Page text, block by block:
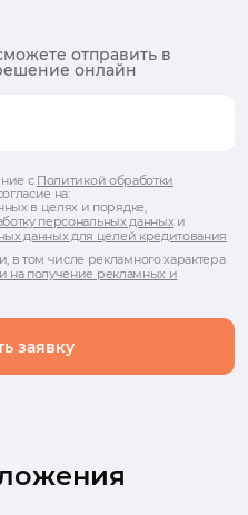
отправить в
онлайн
Отправить заявку
с Политикой обработки
на:
в целях и порядке,
персональных данныхи
данных для целей кредитования
том числе рекламного характера
на получение рекламных и